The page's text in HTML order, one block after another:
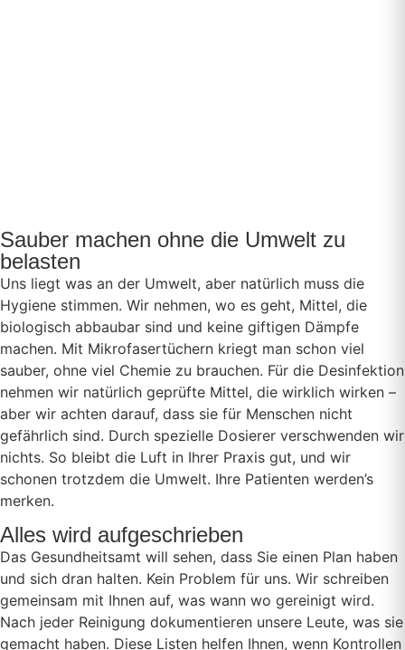
Sauber machen ohne die Umwelt zu
belasten
Uns liegt was an der Umwelt, aber natürlich muss die
Hygiene stimmen. Wir nehmen, wo es geht, Mittel, die
biologisch abbaubar sind und keine giftigen Dämpfe
machen. Mit Mikrofasertüchern kriegt man schon viel
sauber, ohne viel Chemie zu brauchen. Für die Desinfektion
nehmen wir natürlich geprüfte Mittel, die wirklich wirken –
aber wir achten darauf, dass sie für Menschen nicht
gefährlich sind. Durch spezielle Dosierer verschwenden wir
nichts. So bleibt die Luft in Ihrer Praxis gut, und wir
schonen trotzdem die Umwelt. Ihre Patienten werden’s
merken.
Alles wird aufgeschrieben
Das Gesundheitsamt will sehen, dass Sie einen Plan haben
und sich dran halten. Kein Problem für uns. Wir schreiben
gemeinsam mit Ihnen auf, was wann wo gereinigt wird.
Nach jeder Reinigung dokumentieren unsere Leute, was sie
gemacht haben. Diese Listen helfen Ihnen, wenn Kontrollen